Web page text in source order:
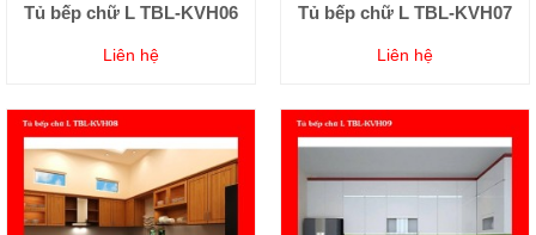
Tủ bếp chữ L TBL-KVH06
Liên hệ
Tủ bếp chữ L TBL-KVH07
Liên hệ